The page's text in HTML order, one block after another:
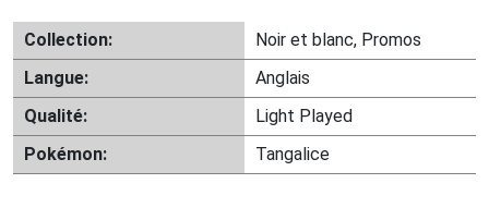
Collection:
Noir et blanc, Promos
Langue:
Anglais
Qualité:
Light Played
Pokémon:
Tangalice